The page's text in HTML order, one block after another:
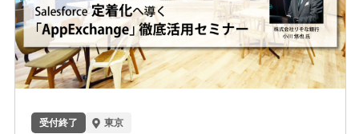
受付終了 東京